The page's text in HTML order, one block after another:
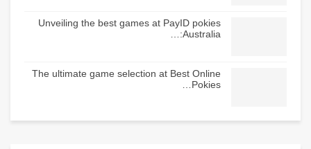
Unveiling the best games at PayID pokies
Australia:…
The ultimate game selection at Best Online
Pokies…